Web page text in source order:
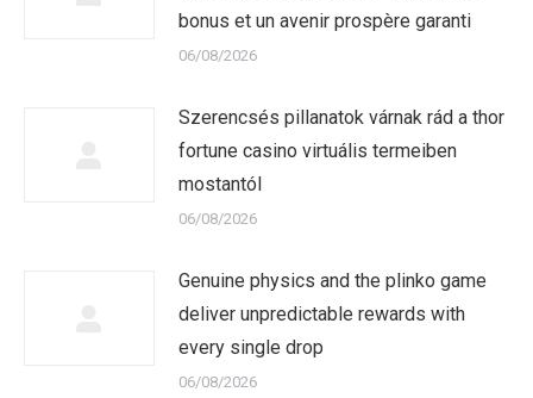
bonus et un avenir prospère garanti
06/08/2026
Szerencsés pillanatok várnak rád a thor
fortune casino virtuális termeiben
mostantól
06/08/2026
Genuine physics and the plinko game
deliver unpredictable rewards with
every single drop
06/08/2026